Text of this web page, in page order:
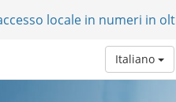
locale in numeri in
Italiano